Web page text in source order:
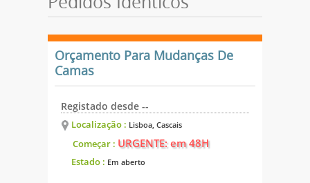
Orçamento Para Mudanças De
Camas
Registado desde --
Localização : Lisboa, Cascais
Começar : URGENTE: em 48H
Estado : Em aberto